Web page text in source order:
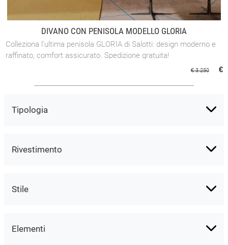
Tipologia
Rivestimento
Stile
Elementi
DIVANO CON PENISOLA MODELLO GLORIA
Colleziona l'ultima penisola GLORIA di Salotti: design moderno e
raffinato, comfort assicurato. Spedizione gratuita!
€ 3.250 €